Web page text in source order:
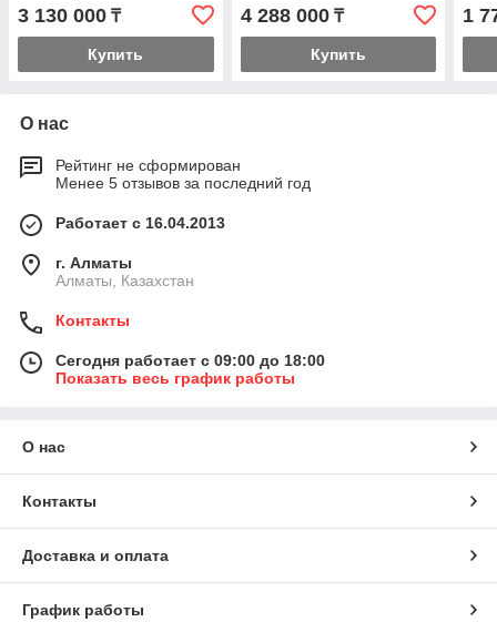
3 130 000 ₸
Купить
4 288 000₸
Купить
1
О нас
Рейтинг не сформирован
Менее 5 отзывов за последний год
Работает с 16.04.2013
г. Алматы
Алматы, Казахстан
Контакты
Сегодня работает с 09:00 до 18:00
Показать весь график работы
О нас
Контакты
Доставка и оплата
График работы